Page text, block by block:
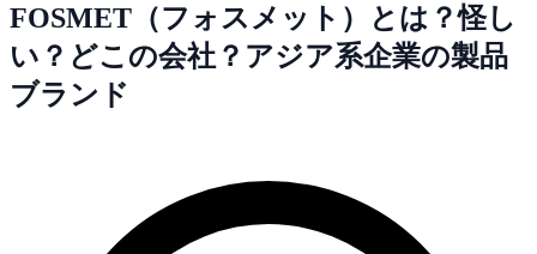
FOSMET（フォスメット）とは？怪し
い？どこの会社？アジア系企業の製品
ブランド